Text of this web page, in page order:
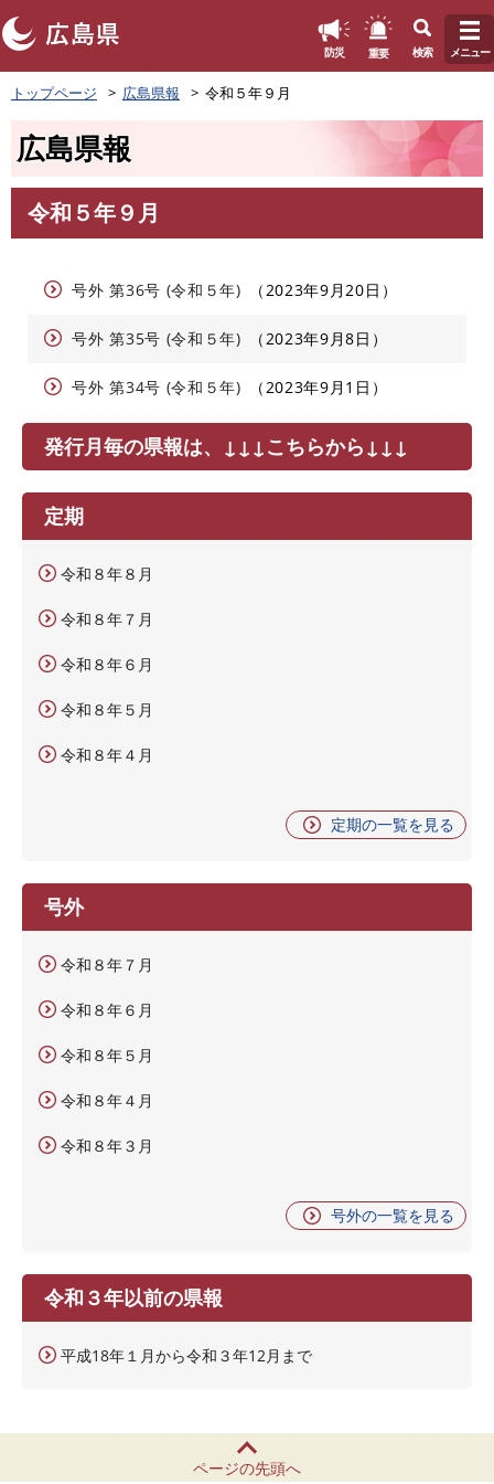
ペ
ー
頭
す
防災 重要 検索 メニュー
トップページ 広島県報 令和５年９月
広島県報
文
令和５年９月
号外 第36号 (令和５年) 2023年9月20日
号外 第35号 (令和５年) 2023年9月8日
号外 第34号 (令和５年) 2023年9月1日
発行月毎の県報は、↓↓↓こちらから↓↓↓
定期
令和８年８月
令和８年７月
令和８年６月
令和８年５月
令和８年４月
定期の一覧を見る
号外
令和８年７月
令和８年６月
令和８年５月
令和８年４月
令和８年３月
号外の一覧を見る
令和３年以前の県報
平成18年１月から令和３年12月まで
ページの先頭へ